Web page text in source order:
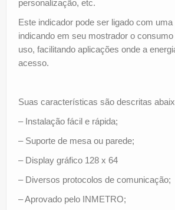
personalização, etc.
Este indicador pode ser ligado com uma
indicando em seu mostrador o
uso, facilitando aplicações onde a
acesso.
Suas características são descritas
– Instalação fácil e rápida;
– Suporte de mesa ou parede;
– Display gráfico 128 x 64
– Diversos protocolos de comunicação;
– Aprovado pelo INMETRO;